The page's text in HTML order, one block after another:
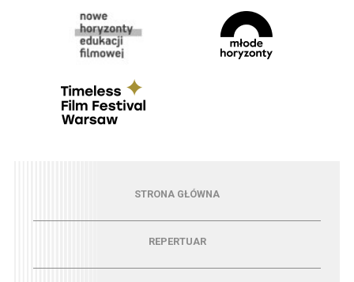
Menu - strona główna
STRONA GŁÓWNA
Menu - repertuarREPERTUAR